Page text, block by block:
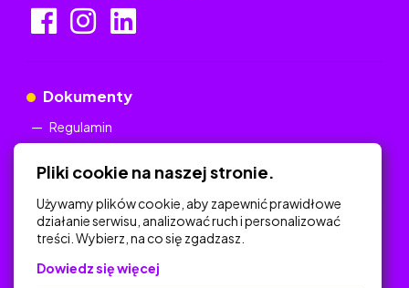
Dokumenty
Regulamin
Na skróty
Polityka Prywatności
Pliki cookie na naszej stronie.
Używamy plików cookie, aby zapewnić prawidłowe
działanie serwisu, analizować ruch i personalizować
treści. Wybierz, na co się zgadzasz.
Dowiedz się więcej